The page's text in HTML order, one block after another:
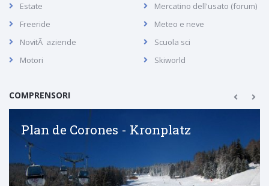
Estate
Freeride
NovitÃ aziende
Motori
Mercatino dell'usato (forum)
Meteo e neve
Scuola sci
Skiworld
COMPRENSORI
Plan de Corones - Kronplatz